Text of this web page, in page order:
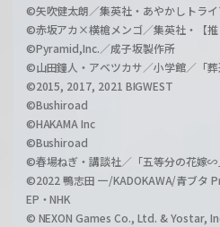
©矢吹健太朗／集英社・あやかしトラ
©赤坂アカ×横槍メンゴ／集英社・【推
©Pyramid,Inc.／成子坂製作所
©山田鐘人・アベツカサ／小学館／「
©2015, 2017, 2021 BIGWEST
©Bushiroad
©HAKAMA Inc
©Bushiroad
©春場ねぎ・講談社／「五等分の花嫁∽
©2022 鴨志田 一/KADOKAWA/青ブタ
EP・NHK
© NEXON Games Co., Ltd. & Yostar,